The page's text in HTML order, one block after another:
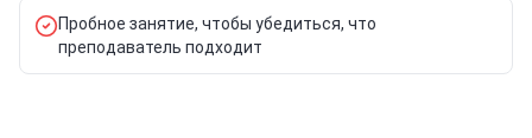
Пробное занятие, чтобы убедиться, что
преподаватель подходит